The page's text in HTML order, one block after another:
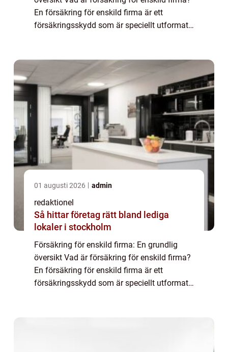
En försäkring för enskild firma är ett
försäkringsskydd som är speciellt utformat
01 augusti 2026 admin
redaktionel
Så hittar företag rätt bland lediga
lokaler i stockholm
Försäkring för enskild firma: En grundlig
översikt Vad är försäkring för enskild firma?
En försäkring för enskild firma är ett
försäkringsskydd som är speciellt utformat